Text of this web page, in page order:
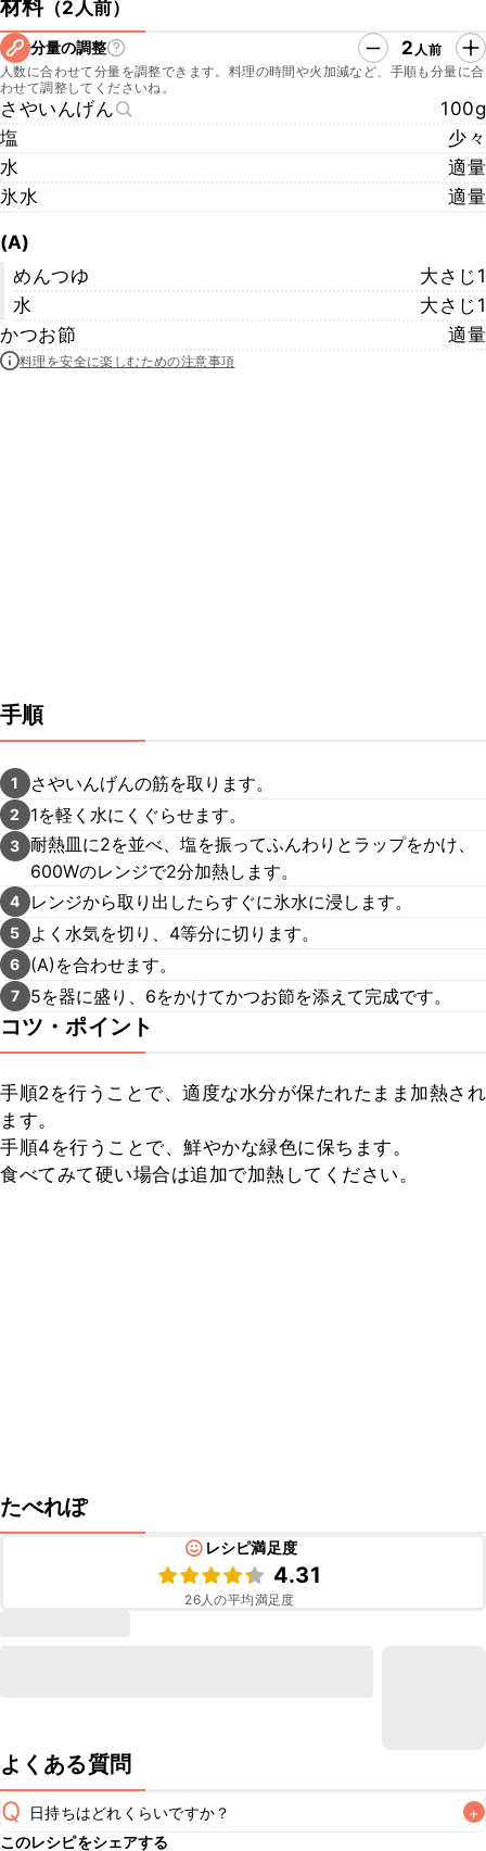
材料（2人前）
分量の調整 2 人前
人数に合わせて分量を調整できます。料理の時間や火加減など、手順も分量に合
わせて調整してくださいね。
さやいんげん
100g
塩
少々
水
適量
氷水
適量
(A)
めんつゆ
大さじ1
水
大さじ1
かつお節
適量
料理を安全に楽しむための注意事項
手順
1 さやいんげんの筋を取ります。
2 1を軽く水にくぐらせます。
3 耐熱皿に2を並べ、塩を振ってふんわりとラップをかけ、
600Wのレンジで2分加熱します。
4 レンジから取り出したらすぐに氷水に浸します。
5 よく水気を切り、4等分に切ります。
6 (A)を合わせます。
7 5を器に盛り、6をかけてかつお節を添えて完成です。
コツ・ポイント
手順2を行うことで、適度な水分が保たれたまま加熱され
ます。
手順4を行うことで、鮮やかな緑色に保ちます。
食べてみて硬い場合は追加で加熱してください。
たべれぽ
レシピ満足度
4.31
26人の平均満足度
よくある質問
Q 日持ちはどれくらいですか？
+
このレシピをシェアする